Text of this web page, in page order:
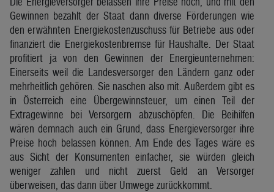
Gewinnen bezahlt der Staat dann diverse Förderungen wie
den erwähnten Energiekostenzuschuss für Betriebe aus oder
finanziert die Energiekostenbremse für Haushalte. Der Staat
profitiert ja von den Gewinnen der Energieunternehmen:
Einerseits weil die Landesversorger den Ländern ganz oder
mehrheitlich gehören. Sie naschen also mit. Außerdem gibt es
in Österreich eine Übergewinnsteuer, um einen Teil der
Extragewinne bei Versorgern abzuschöpfen. Die Beihilfen
wären demnach auch ein Grund, dass Energieversorger ihre
Preise hoch belassen können. Am Ende des Tages wäre es
aus Sicht der Konsumenten einfacher, sie würden gleich
weniger zahlen und nicht zuerst Geld an Versorger
überweisen, das dann über Umwege zurückkommt.